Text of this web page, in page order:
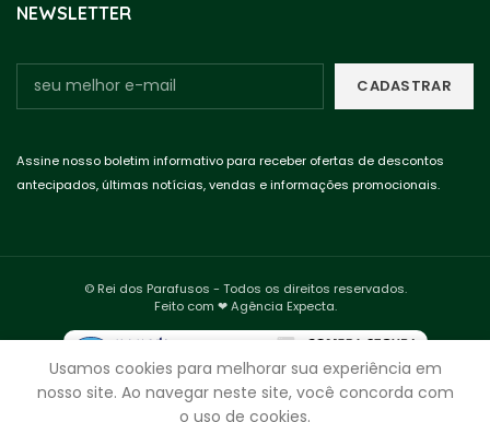
NEWSLETTER
Assine nosso boletim informativo para receber ofertas de descontos
antecipados, últimas notícias, vendas e informações promocionais.
© Rei dos Parafusos - Todos os direitos reservados.
Feito com ❤ Agência Expecta.
Usamos cookies para melhorar sua experiência em
nosso site. Ao navegar neste site, você concorda com
o uso de cookies.